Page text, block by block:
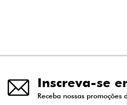
Inscreva-se
Receba nossas